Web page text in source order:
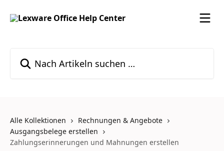
Alle Kollektionen
Rechnungen & Angebote
Ausgangsbelege erstellen
Zahlungserinnerungen und Mahnungen erstellen